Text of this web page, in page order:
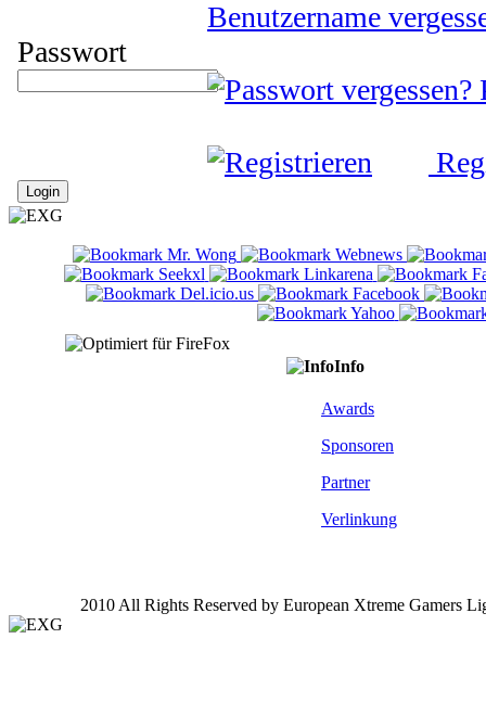
Benutzername
Passwort
Info
Awards
Sponsoren
Partner
Verlinkung
2010 All Rights Reserved by European Xtreme Gamers